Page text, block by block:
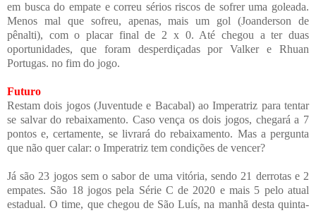
em busca do empate e correu sérios riscos de sofrer uma goleada.
Menos mal que sofreu, apenas, mais um gol (Joanderson de
pênalti), com o placar final de 2 x 0. Até chegou a ter duas
oportunidades, que foram desperdiçadas por Valker e Rhuan
Portugas. no fim do jogo.
Futuro
Restam dois jogos (Juventude e Bacabal) ao Imperatriz para tentar
se salvar do rebaixamento. Caso vença os dois jogos, chegará a 7
pontos e, certamente, se livrará do rebaixamento. Mas a pergunta
que não quer calar: o Imperatriz tem condições de vencer?
Já são 23 jogos sem o sabor de uma vitória, sendo 21 derrotas e 2
empates. São 18 jogos pela Série C de 2020 e mais 5 pelo atual
estadual. O time, que chegou de São Luís, na manhã desta quinta-